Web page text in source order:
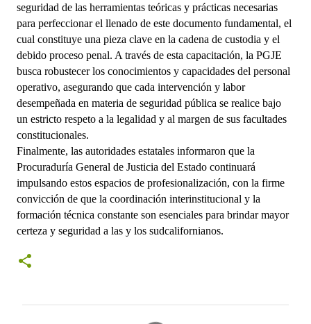
seguridad de las herramientas teóricas y prácticas necesarias
para perfeccionar el llenado de este documento fundamental, el
cual constituye una pieza clave en la cadena de custodia y el
debido proceso penal. A través de esta capacitación, la PGJE
busca robustecer los conocimientos y capacidades del personal
operativo, asegurando que cada intervención y labor
desempeñada en materia de seguridad pública se realice bajo
un estricto respeto a la legalidad y al margen de sus facultades
constitucionales.
Finalmente, las autoridades estatales informaron que la
Procuraduría General de Justicia del Estado continuará
impulsando estos espacios de profesionalización, con la firme
convicción de que la coordinación interinstitucional y la
formación técnica constante son esenciales para brindar mayor
certeza y seguridad a las y los sudcalifornianos.